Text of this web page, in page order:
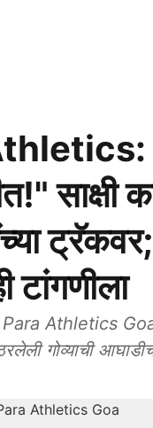
साक्षी
टांगणीला
Athletics Goa:
गोव्याची